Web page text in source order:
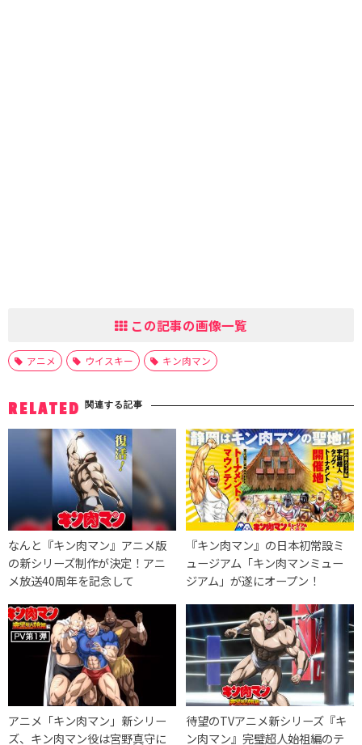
この記事の画像一覧
アニメ ウイスキー キン肉マン
RELATED 関連する記事
なんと『キン肉マン』アニメ版
の新シリーズ制作が決定！アニ
メ放送40周年を記念して
『キン肉マン』の日本初常設ミ
ュージアム「キン肉マンミュー
ジアム」が遂にオープン！
アニメ「キン肉マン」新シリー
ズ、キン肉マン役は宮野真守に
待望のTVアニメ新シリーズ『キ
ン肉マン』完璧超人始祖編のテ